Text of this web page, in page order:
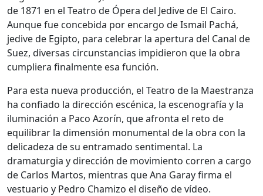
de 1871 en el Teatro de Ópera del Jedive de El Cairo.
Aunque fue concebida por encargo de Ismail Pachá,
jedive de Egipto, para celebrar la apertura del Canal de
Suez, diversas circunstancias impidieron que la obra
cumpliera finalmente esa función.
Para esta nueva producción, el Teatro de la Maestranza
ha confiado la dirección escénica, la escenografía y la
iluminación a Paco Azorín, que afronta el reto de
equilibrar la dimensión monumental de la obra con la
delicadeza de su entramado sentimental. La
dramaturgia y dirección de movimiento corren a cargo
de Carlos Martos, mientras que Ana Garay firma el
vestuario y Pedro Chamizo el diseño de vídeo.